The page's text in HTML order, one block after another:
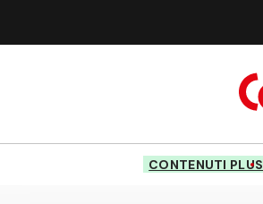
CONTENUTI PLUS